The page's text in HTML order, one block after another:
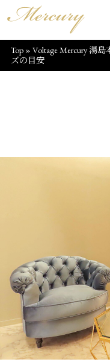
Top» Voltage Mercury 湯島
ズの目安